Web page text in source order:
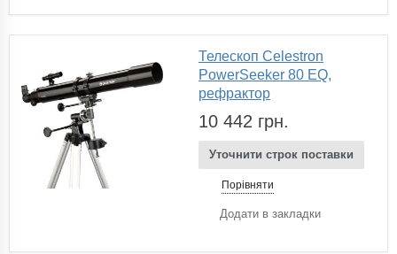
Телескоп Celestron
PowerSeeker 80 EQ,
рефрактор
10 442 грн.
Уточнити строк поставки
Порівняти
Додати в закладки